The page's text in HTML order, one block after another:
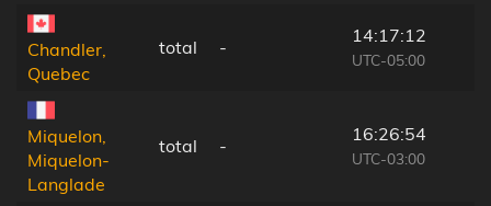
Chandler,
Quebec
total -
14:17:12
UTC-05:00
Miquelon,
Miquelon-
Langlade
total -
16:26:54
UTC-03:00